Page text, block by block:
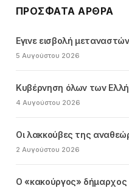
ΠΡΌΣΦΑΤΑ ΆΡΘΡΑ
Εγινε εισβολή
5 Αυγούστου 2026
Κυβέρνηση όλων των
4 Αυγούστου 2026
Οι λακκούβες της
2 Αυγούστου 2026
Ο «κακούργος» δήμαρχος